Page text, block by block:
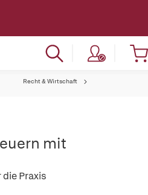
Recht & Wirtschaft
mit
Praxis